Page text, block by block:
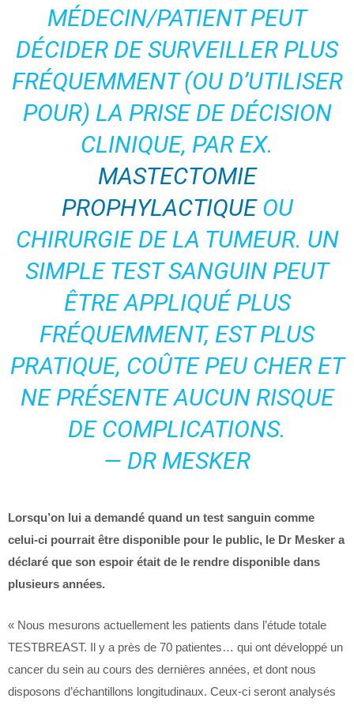
MÉDECIN/PATIENT PEUT
DÉCIDER DE SURVEILLER PLUS
FRÉQUEMMENT (OU D’UTILISER
POUR) LA PRISE DE DÉCISION
CLINIQUE, PAR EX.
MASTECTOMIE
PROPHYLACTIQUEOU
CHIRURGIE DE LA TUMEUR. UN
SIMPLE TEST SANGUIN PEUT
ÊTRE APPLIQUÉ PLUS
FRÉQUEMMENT, EST PLUS
PRATIQUE, COÛTE PEU CHER ET
NE PRÉSENTE AUCUN RISQUE
DE COMPLICATIONS.
— DR MESKER
Lorsqu’on lui a demandé quand un test sanguin comme
celui-ci pourrait être disponible pour le public, le Dr Mesker a
déclaré que son espoir était de le rendre disponible dans
plusieurs années.
« Nous mesurons actuellement les patients dans l’étude totale
TESTBREAST. Il y a près de 70 patientes… qui ont développé un
cancer du sein au cours des dernières années, et dont nous
disposons d’échantillons longitudinaux. Ceux-ci seront analysés